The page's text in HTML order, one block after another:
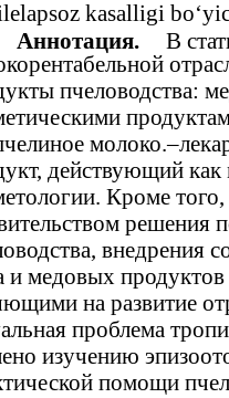
kasalligi
Аннотация.
В
пчеловодства:
действующий
Кроме
решения
внедрения
и медовых
на развитие
проблема
изучению
помощи